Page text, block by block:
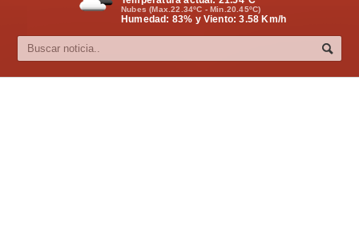
Cultura
Nubes (Max.22.34ºC - Min.20.45ºC)
Humedad: 83% y Viento: 3.58 Km/h